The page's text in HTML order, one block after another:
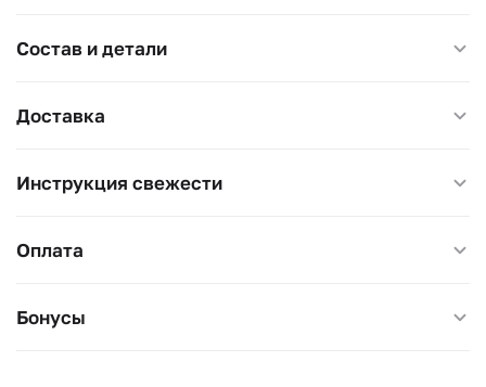
подливайте в губку каждый день, не жалея.
Состав и детали
Доставка
Инструкция свежести
Оплата
Бонусы